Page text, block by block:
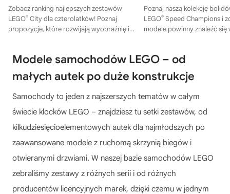
Zobacz ranking najlepszych zestawów
LEGO® City dla czterolatków! Poznaj
propozycje, które rozwijają wyobraźnię i
Poznaj naszą kolekcję
LEGO® Speed Champions i
modele powinny znaleźć się
Modele samochodów LEGO – od
małych autek po duże konstrukcje
Samochody to jeden z najszerszych tematów w całym
świecie klocków LEGO – znajdziesz tu setki zestawów, od
kilkudziesięcioelementowych autek dla najmłodszych po
zaawansowane modele z ruchomą skrzynią biegów i
otwieranymi drzwiami. W naszej bazie samochodów LEGO
zebraliśmy zestawy z różnych serii i od różnych
producentów licencyjnych marek, dzięki czemu w jednym